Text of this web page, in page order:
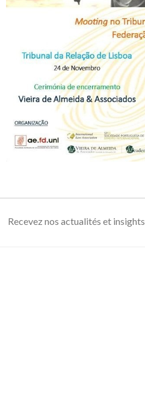
Recevez nos actualités et insights